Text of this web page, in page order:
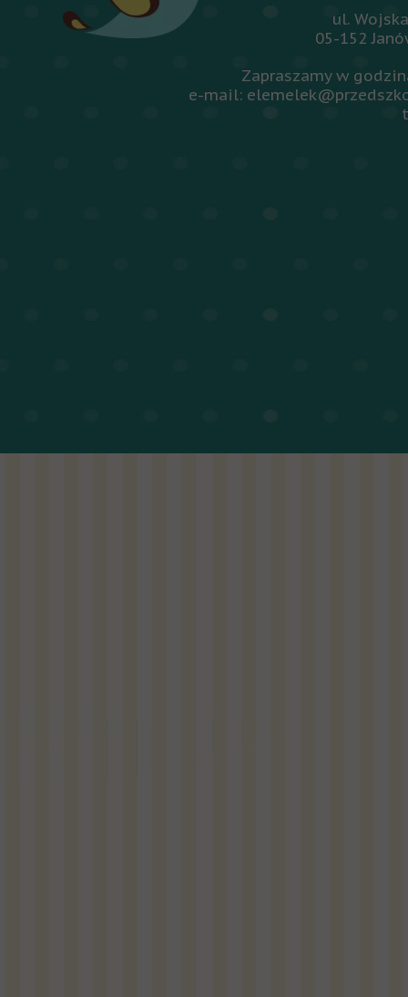
ul.
05-152
Zapraszamy w
e-mail: